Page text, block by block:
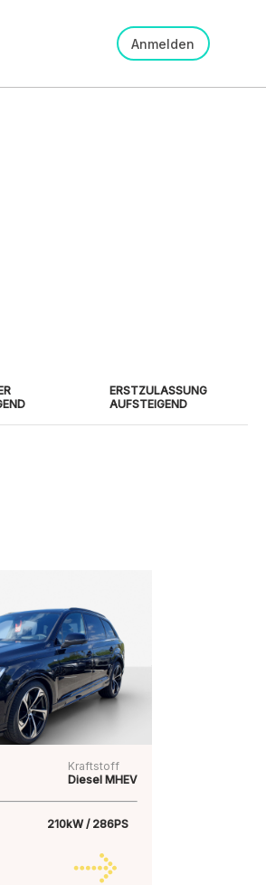
Anmelden
ERSTZULASSUNG
AUFSTEIGEND
Kraftstoff
Diesel MHEV
210kW / 286PS